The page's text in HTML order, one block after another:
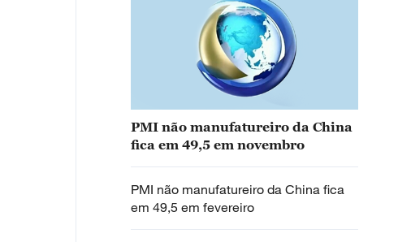
PMI não manufatureiro da China
fica em 49,5 em novembro
PMI não manufatureiro da China fica
em 49,5 em fevereiro